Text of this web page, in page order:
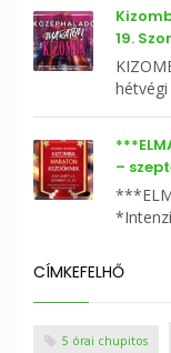
19.
hétvégi
–
CÍMKEFELHŐ
5 órai chupitos